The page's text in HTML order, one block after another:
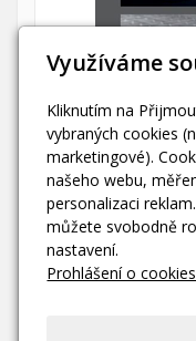
Využíváme
Kliknutím na
vybraných cookies
marketingové).
našeho webu,
personalizaci
můžete svobodně
nastavení.
Prohlášení o